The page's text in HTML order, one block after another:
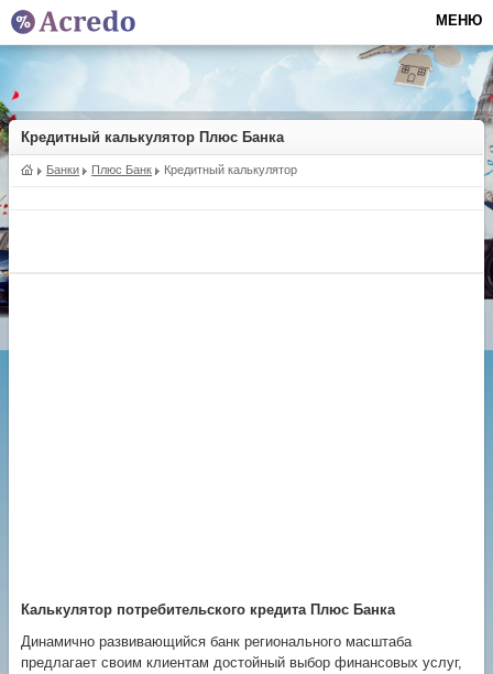
Кредитный калькулятор Плюс Банка
Банки Плюс Банк Кредитный калькулятор
Калькулятор потребительского кредита Плюс Банка
Динамично развивающийся банк регионального масштаба
предлагает своим клиентам достойный выбор финансовых услуг,
МЕНЮ